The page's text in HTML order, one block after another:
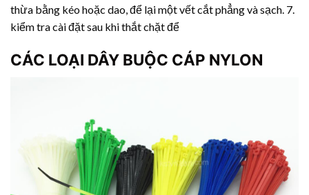
thừa bằng kéo hoặc dao, để lại một vết cắt phẳng và sạch. 7.
kiểm tra cài đặt sau khi thắt chặt để
CÁC LOẠI DÂY BUỘC CÁP NYLON